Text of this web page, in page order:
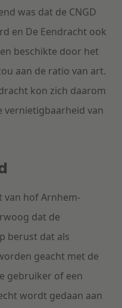
was dat de CNGD
en De Eendracht ook
beschikte door het
aan de ratio van art.
kon zich daarom
vernietigbaarheid van
van hof Arnhem-
dat de
berust dat als
geacht met de
gebruiker of een
wordt gedaan aan